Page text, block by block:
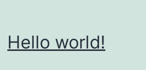
Hello world!